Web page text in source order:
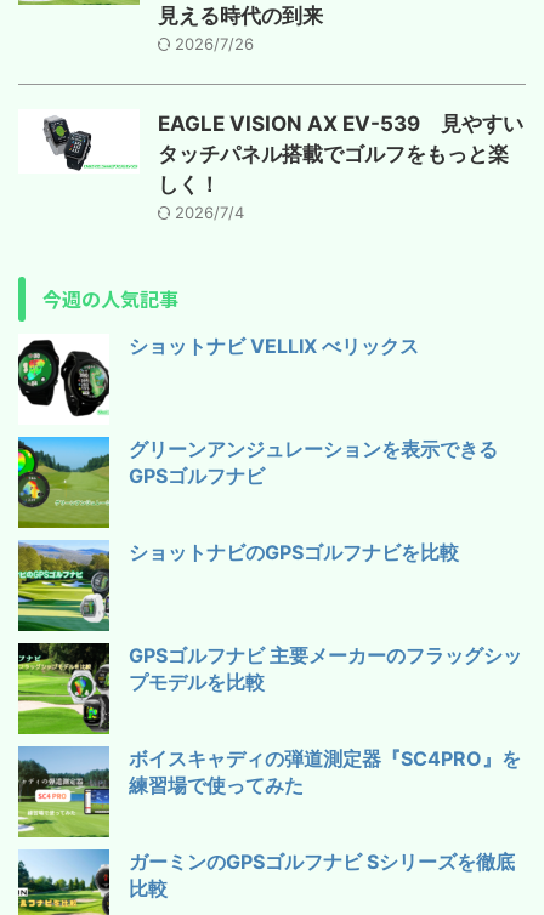
見える時代の到来
2026/7/26
EAGLE VISION AX EV-539 見やすい
タッチパネル搭載でゴルフをもっと楽
しく！
2026/7/4
今週の人気記事
ショットナビ VELLIX べリックス
グリーンアンジュレーションを表示できる
GPSゴルフナビ
ショットナビのGPSゴルフナビを比較
GPSゴルフナビ 主要メーカーのフラッグシッ
プモデルを比較
ボイスキャディの弾道測定器『SC4PRO』を
練習場で使ってみた
ガーミンのGPSゴルフナビ Sシリーズを徹底
比較